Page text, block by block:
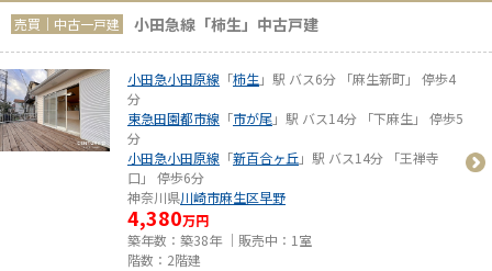
売買｜中古一戸建 小田急線「柿生」中古戸建
小田急小田原線 「柿生」駅 バス6分 「麻生新町」 停歩4
分
東急田園都市線 「市が尾」駅 バス14分 「下麻生」 停歩5
分
小田急小田原線 「新百合ヶ丘」駅 バス14分 「王禅寺
口」 停歩6分
神奈川県川崎市麻生区早野
4,380万円
築年数：築38年 ｜販売中： 1室
階数：2階建